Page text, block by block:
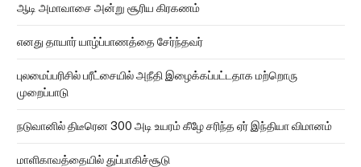
ஆடி அமாவாசை அன்று சூரிய கிரகணம்
எனது தாயார் யாழ்ப்பாணத்தை சேர்ந்தவர்
புலமைப்பரிசில் பரீட்சையில் அநீதி இழைக்கப்பட்டதாக மற்றொரு
முறைப்பாடு
நடுவானில் திடீரென 300 அடி உயரம் கீழே சரிந்த ஏர் இந்தியா விமானம்
மாளிகாவத்தையில் துப்பாகிச்சூடு